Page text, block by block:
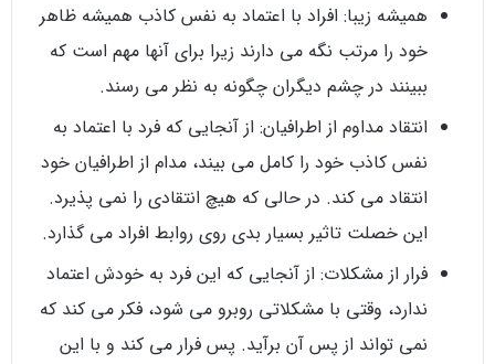
همیشه زیبا: افراد با اعتماد به نفس کاذب همیشه ظاهر
خود را مرتب نگه می دارند زیرا برای آنها مهم است که
ببینند در چشم دیگران چگونه به نظر می رسند.
انتقاد مداوم از اطرافیان: از آنجایی که فرد با اعتماد به
نفس کاذب خود را کامل می بیند، مدام از اطرافیان خود
انتقاد می کند. در حالی که هیچ انتقادی را نمی پذیرد.
این خصلت تاثیر بسیار بدی روی روابط افراد می گذارد.
فرار از مشکلات: از آنجایی که این فرد به خودش اعتماد
ندارد، وقتی با مشکلاتی روبرو می شود، فکر می کند که
نمی تواند از پس آن برآید. پس فرار می کند و با این